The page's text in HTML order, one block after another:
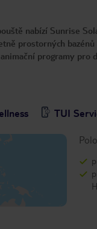
Jídlo bylo výborné, výběr byl z
mnoha druhů a nemělo chybu.
Tento hotel určitě doporučuji a
odpovídá 5 hvězdičkám.
nabízí Sunrise
prostorných
programy
TUI